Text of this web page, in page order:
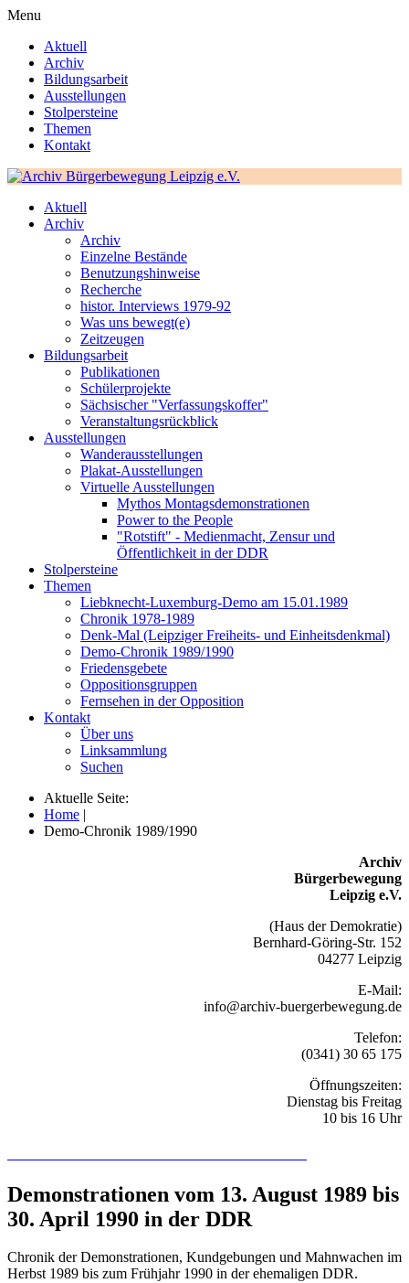
Menu
Aktuell
Archiv
Bildungsarbeit
Ausstellungen
Stolpersteine
Themen
Kontakt
Aktuell
Archiv
Archiv
Einzelne Bestände
Benutzungshinweise
Recherche
histor. Interviews 1979-92
Was uns bewegt(e)
Zeitzeugen
Bildungsarbeit
Publikationen
Schülerprojekte
Sächsischer "Verfassungskoffer"
Veranstaltungsrückblick
Ausstellungen
Wanderausstellungen
Plakat-Ausstellungen
Virtuelle Ausstellungen
Mythos Montagsdemonstrationen
Power to the People
"Rotstift" - Medienmacht, Zensur und
Öffentlichkeit in der DDR
Stolpersteine
Themen
Liebknecht-Luxemburg-Demo am 15.01.1989
Chronik 1978-1989
Denk-Mal (Leipziger Freiheits- und Einheitsdenkmal)
Demo-Chronik 1989/1990
Friedensgebete
Oppositionsgruppen
Fernsehen in der Opposition
Kontakt
Über uns
Linksammlung
Suchen
Aktuelle Seite:
Home |
Demo-Chronik 1989/1990
Archiv
Bürgerbewegung
Leipzig e.V.
(Haus der Demokratie)
Bernhard-Göring-Str. 152
04277 Leipzig
E-Mail:
info@archiv-buergerbewegung.de
Telefon:
(0341) 30 65 175
Öffnungszeiten:
Dienstag bis Freitag
10 bis 16 Uhr
Demonstrationen vom 13. August 1989 bis
30. April 1990 in der DDR
Chronik der Demonstrationen, Kundgebungen und Mahnwachen im
Herbst 1989 bis zum Frühjahr 1990 in der ehemaligen DDR.